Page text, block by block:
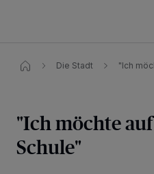
Die Stadt "Ich
"Ich möchte
Schule"